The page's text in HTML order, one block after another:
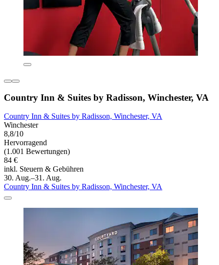
Country Inn & Suites by Radisson, Winchester, VA
Country Inn & Suites by Radisson, Winchester, VA
Winchester
8,8/10
Hervorragend
(1.001 Bewertungen)
84 €
inkl. Steuern & Gebühren
30. Aug.–31. Aug.
Country Inn & Suites by Radisson, Winchester, VA